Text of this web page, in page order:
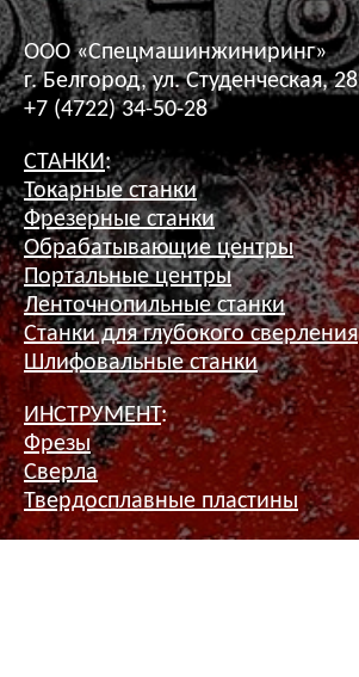
ООО «Спецмашинжиниринг»
г. Белгород, ул. Студенческая, 28
+7 (4722) 34-50-28
СТАНКИ:
Токарные станки
Фрезерные станки
Обрабатывающие центры
Портальные центры
Ленточнопильные станки
Станки для глубокого сверления
Шлифовальные станки
ИНСТРУМЕНТ:
Фрезы
Сверла
Твердосплавные пластины